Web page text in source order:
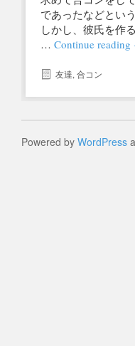
であったなどとい
しかし、彼氏を作
… Continue reading
友達,合コン
Powered by WordPress